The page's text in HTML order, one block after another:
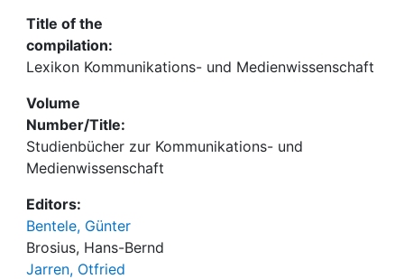
Title of the
compilation:
Lexikon Kommunikations- und Medienwissenschaft
Volume
Number/Title:
Studienbücher zur Kommunikations- und
Medienwissenschaft
Editors:
Bentele, Günter
Brosius, Hans-Bernd
Jarren, Otfried